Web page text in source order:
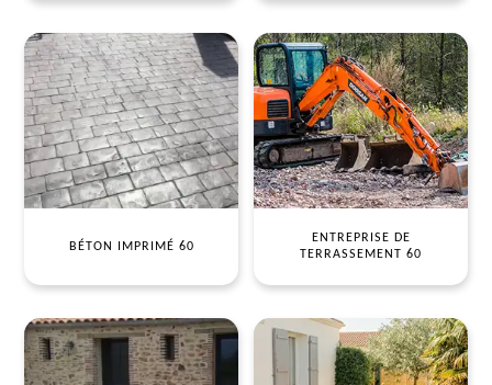
BÉTON IMPRIMÉ 60
ENTREPRISE DE
TERRASSEMENT 60